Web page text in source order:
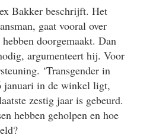
Bakker beschrijft. Het
gaat vooral over
doorgemaakt. Dan
argumenteert hij. Voor
‘Transgender in
januari in de winkel ligt,
zestig jaar is gebeurd.
hebben geholpen en hoe